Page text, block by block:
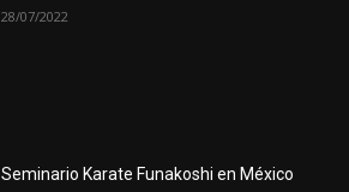
28/07/2022
Seminario Karate Funakoshi en México